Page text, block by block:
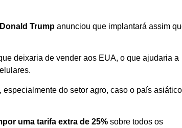
Donald Trump anunciou que implantará assim
deixaria de vender aos EUA, o que ajudaria a
do setor agro, caso o país asiático
uma tarifa extra de 25% sobre todos os